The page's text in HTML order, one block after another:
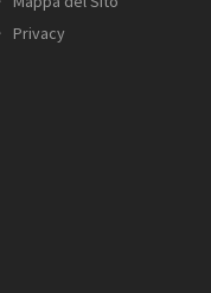
Privacy